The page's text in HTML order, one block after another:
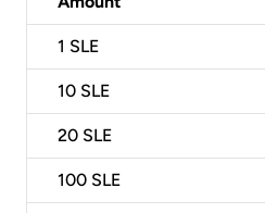
1 SLE
10 SLE
20 SLE
100 SLE